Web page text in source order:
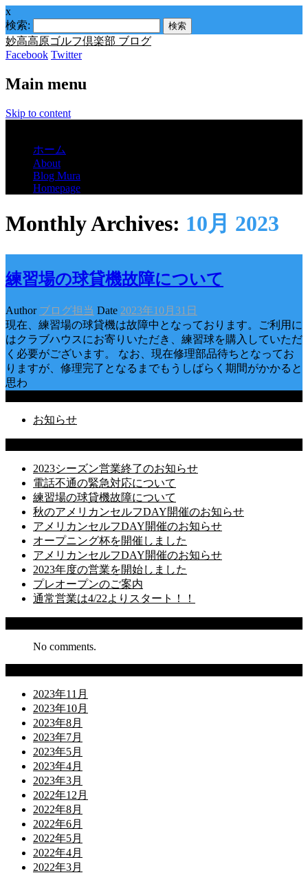
x
検索:
妙高高原ゴルフ倶楽部 ブログ
Facebook Twitter
Main menu
Skip to content
ホーム
About
Blog Mura
Homepage
Monthly Archives: 10月 2023
練習場の球貸機故障について
Author ブログ担当 Date 2023年10月31日
現在、練習場の球貸機は故障中となっております。ご利用に
はクラブハウスにお寄りいただき、練習球を購入していただ
く必要がございます。 なお、現在修理部品待ちとなってお
りますが、修理完了となるまでもうしばらく期間がかかると
思わ
お知らせ
2023シーズン営業終了のお知らせ
電話不通の緊急対応について
練習場の球貸機故障について
秋のアメリカンセルフDAY開催のお知らせ
アメリカンセルフDAY開催のお知らせ
オープニング杯を開催しました
アメリカンセルフDAY開催のお知らせ
2023年度の営業を開始しました
プレオープンのご案内
通常営業は4/22よりスタート！！
No comments.
2023年11月
2023年10月
2023年8月
2023年7月
2023年5月
2023年4月
2023年3月
2022年12月
2022年8月
2022年6月
2022年5月
2022年4月
2022年3月